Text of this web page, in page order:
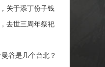
关于添丁份子钱
去世三周年祭祀
谷是几个台北？